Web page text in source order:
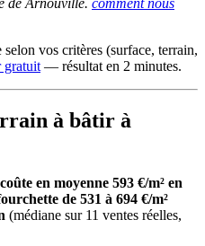
de Arnouville. comment nous
vos critères (surface, terrain,
gratuit— résultat en 2 minutes.
à bâtir à
en moyenne 593 €/m² en
de 531 à 694 €/m²
(médiane sur 11 ventes réelles,